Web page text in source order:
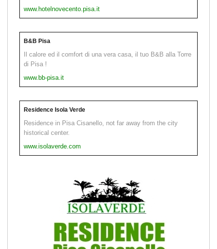
www.hotelnovecento.pisa.it
B&B Pisa
Il calore ed il comfort di una vera casa, il tuo B&B alla Torre
di Pisa !
www.bb-pisa.it
Residence Isola Verde
Residence in Pisa Cisanello, not far away from the city
historical center.
www.isolaverde.com